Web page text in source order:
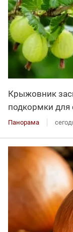
Крыжовник
подкормки для
Панорама